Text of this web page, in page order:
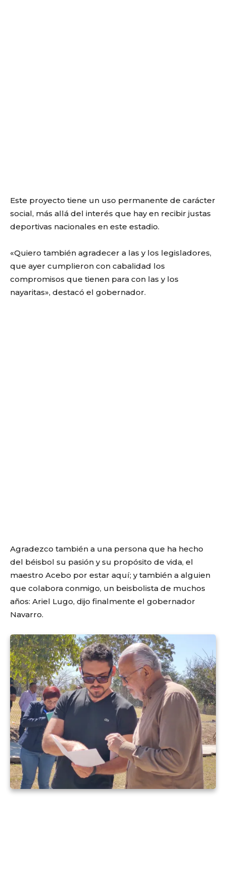
Este proyecto tiene un uso permanente de carácter
social, más allá del interés que hay en recibir justas
deportivas nacionales en este estadio.
«Quiero también agradecer a las y los legisladores,
que ayer cumplieron con cabalidad los
compromisos que tienen para con las y los
nayaritas», destacó el gobernador.
Agradezco también a una persona que ha hecho
del béisbol su pasión y su propósito de vida, el
maestro Acebo por estar aquí; y también a alguien
que colabora conmigo, un beisbolista de muchos
años: Ariel Lugo, dijo finalmente el gobernador
Navarro.